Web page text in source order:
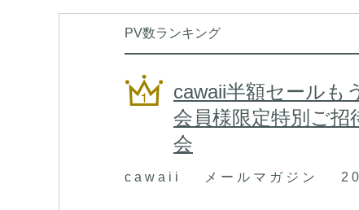
PV数ランキング
cawaii半額セール
会員様限定特別ご
会
c a w a i i メ ー ル マ ガ ジ ン 2